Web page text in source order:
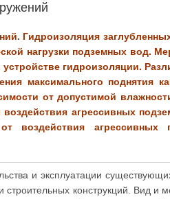
Гидроизоляция
нагрузки подземных вод.
гидроизоляции.
максимального поднятия
от допустимой
воздействия агрессивных
воздействия
и эксплуатации
строительных конструкций. Вид и